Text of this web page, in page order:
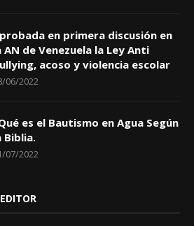
en primera discusión en
AN de Venezuela la Ley Anti
acoso y violencia escolar
06/2022
es el Bautismo en Agua Según
Biblia.
07/2022